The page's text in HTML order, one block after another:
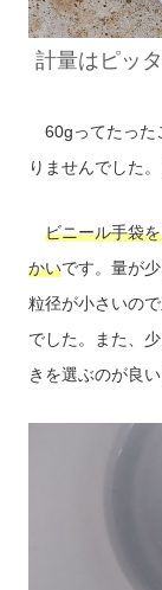
計量はピッ
60gってたった
りませんでした
ビニール手袋
かいです。量が
粒径が小さいの
でした。また、
きを選ぶのが良い